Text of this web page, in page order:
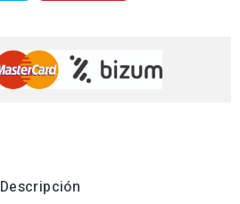
Descripción